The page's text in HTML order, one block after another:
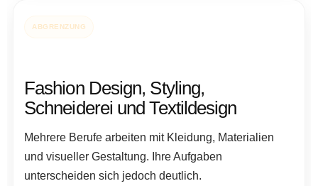
ABGRENZUNG
Fashion Design, Styling,
Schneiderei und Textildesign
Mehrere Berufe arbeiten mit Kleidung, Materialien
und visueller Gestaltung. Ihre Aufgaben
unterscheiden sich jedoch deutlich.